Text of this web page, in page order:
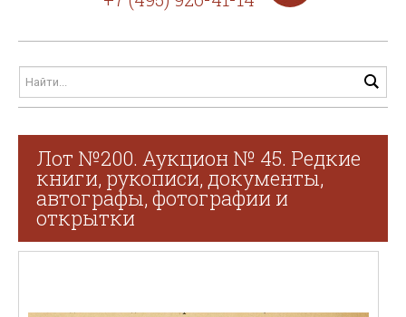
Лот №200. Аукцион № 45. Редкие
книги, рукописи, документы,
автографы, фотографии и
открытки